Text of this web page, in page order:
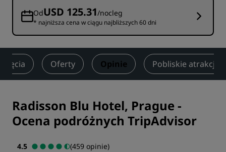
OdUSD 125.31/nocleg
* najniższa cena w ciągu najbliższych 60 dni
Oferty Opinie Pobliskie atrakcje
Radisson Blu Hotel, Prague -
Ocena podróżnych TripAdvisor
4.5 (459 opinie)